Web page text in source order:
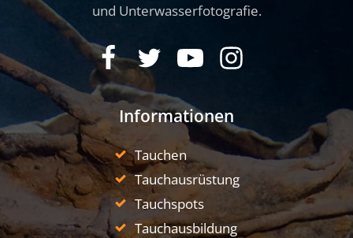
und Unterwasserfotografie.
Informationen
Tauchen
Tauchausrüstung
Tauchspots
Tauchausbildung